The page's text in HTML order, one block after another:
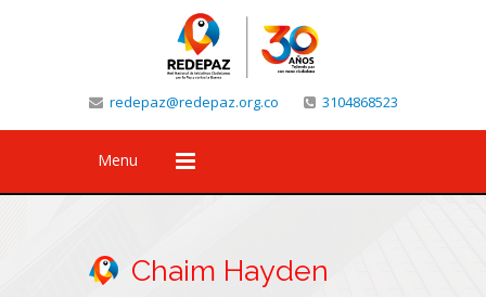
redepaz@redepaz.org.co 3104868523
Menu
Chaim Hayden